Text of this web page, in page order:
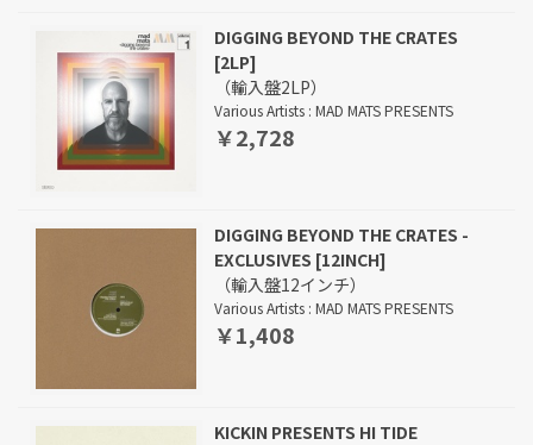
DIGGING BEYOND THE CRATES
[2LP]
（輸入盤2LP）
Various Artists : MAD MATS PRESENTS
￥2,728
DIGGING BEYOND THE CRATES -
EXCLUSIVES [12INCH]
（輸入盤12インチ）
Various Artists : MAD MATS PRESENTS
￥1,408
KICKIN PRESENTS HI TIDE